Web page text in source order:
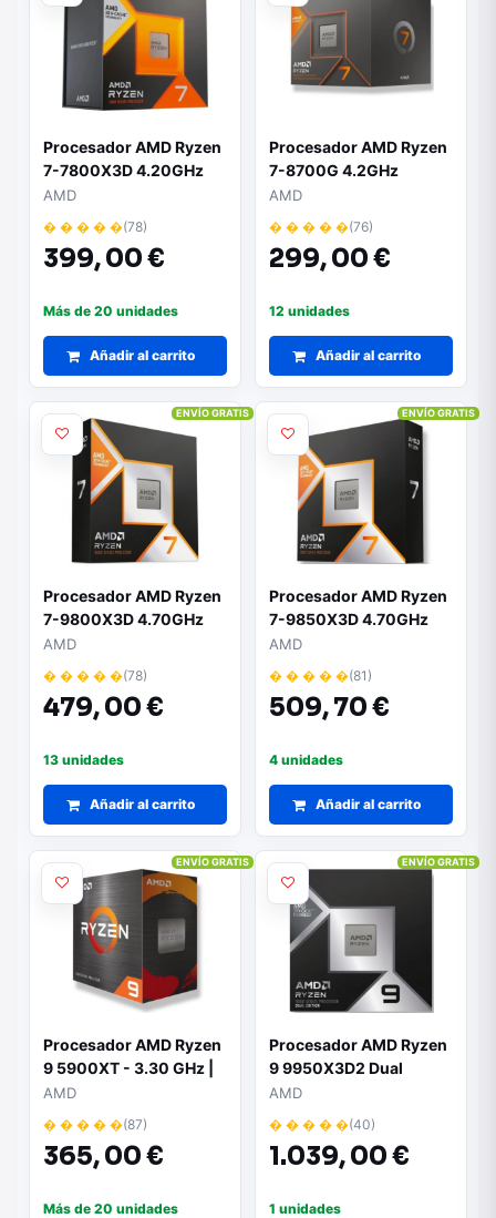
Procesador AMD Ryzen
7-7800X3D 4.20GHz
Socket AM5
AMD
� � � � �(78)
399,00 €
Más de 20 unidades
Añadir al carrito
Procesador AMD Ryzen
7-8700G 4.2GHz
Socket AM5
AMD
� � � � �(76)
299,00 €
12 unidades
Añadir al carrito
Procesador AMD Ryzen
7-9800X3D 4.70GHz
Socket AM5
AMD
� � � � �(78)
479,00 €
13 unidades
Añadir al carrito
ENVÍO GRATIS
Procesador AMD Ryzen
7-9850X3D 4.70GHz
Socket AM5
AMD
� � � � �(81)
509,70 €
4 unidades
Añadir al carrito
ENVÍO GRATIS
Procesador AMD Ryzen
9 5900XT - 3.30 GHz |
Socket AM4
AMD
� � � � �(87)
365,00 €
Más de 20 unidades
ENVÍO GRATIS
Procesador AMD Ryzen
9 9950X3D2 Dual
Edition 4.30GHz Socket
AMD
� � � � �(40)
1.039,00 €
1 unidades
ENVÍO GRATIS